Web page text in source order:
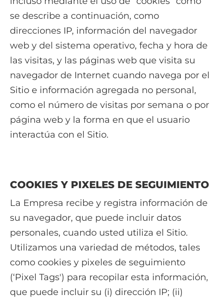
se describe a continuación, como
direcciones IP, información del navegador
web y del sistema operativo, fecha y hora de
las visitas, y las páginas web que visita su
navegador de Internet cuando navega por el
Sitio e información agregada no personal,
como el número de visitas por semana o por
página web y la forma en que el usuario
interactúa con el Sitio.
COOKIES Y PIXELES DE SEGUIMIENTO
La Empresa recibe y registra información de
su navegador, que puede incluir datos
personales, cuando usted utiliza el Sitio.
Utilizamos una variedad de métodos, tales
como cookies y pixeles de seguimiento
(‘Pixel Tags') para recopilar esta información,
que puede incluir su (i) dirección IP; (ii)